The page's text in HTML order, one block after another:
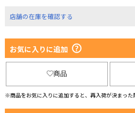
店舗の在庫を確認する
お気に入りに追加
商品
※商品をお気に入りに追加すると、再入荷が決まった